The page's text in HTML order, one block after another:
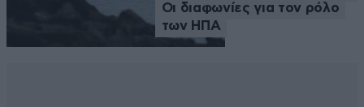
Οι διαφωνίες για τον ρόλο
των ΗΠΑ